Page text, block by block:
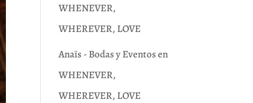
WHENEVER,
WHEREVER, LOVE
Anaïs - Bodas y Eventosen
WHENEVER,
WHEREVER, LOVE